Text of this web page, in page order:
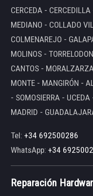
CERCEDA -
MEDIANO - COLLADO
COLMENAREJO -
MOLINOS -
CANTOS -
MONTE - MANGIRÓN -
- SOMOSIERRA -
MADRID -
Tel:+34 692500286
WhatsApp:+34
Reparación